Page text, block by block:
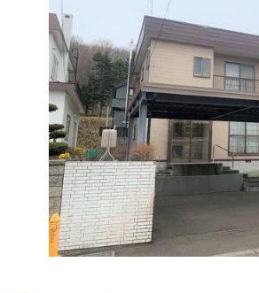
住み替え リースバック